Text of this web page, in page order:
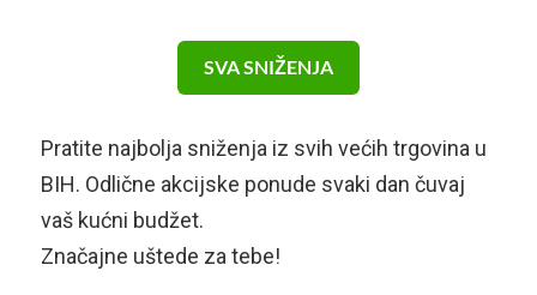
SVA SNIŽENJA
Pratite najbolja sniženja iz svih većih trgovina u
BIH. Odlične akcijske ponude svaki dan čuvaj
vaš kućni budžet.
Značajne uštede za tebe!